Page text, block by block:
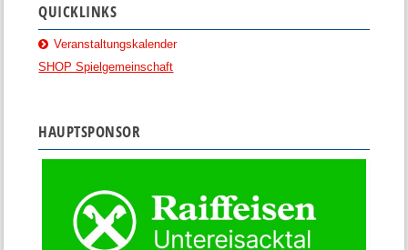
QUICKLINKS
Veranstaltungskalender
SHOP Spielgemeinschaft
HAUPTSPONSOR